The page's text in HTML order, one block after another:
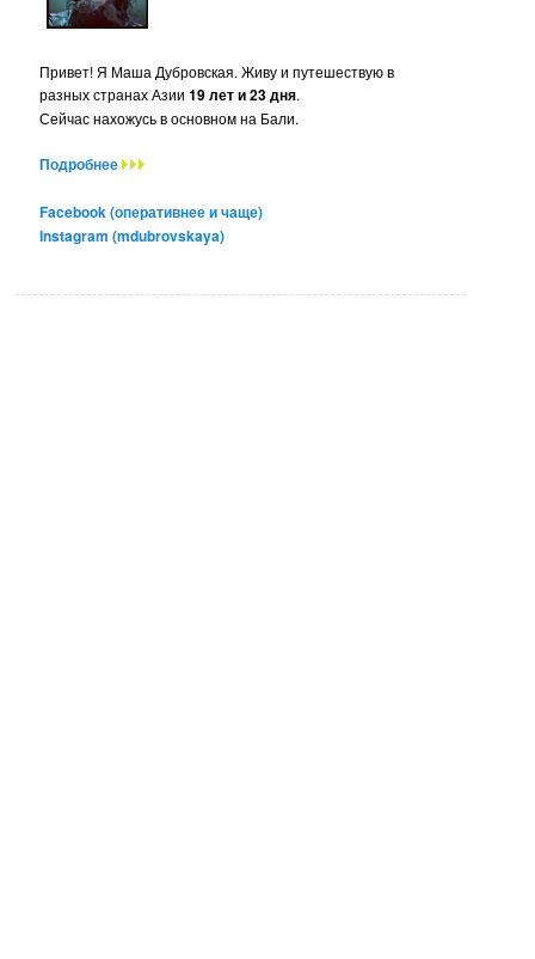
Привет! Я Маша Дубровская. Живу и путешествую в
разных странах Азии19 лет и 23 дня.
Сейчас нахожусь в основном на Бали.
Подробнее
Facebook (оперативнее и чаще)
Instagram (mdubrovskaya)